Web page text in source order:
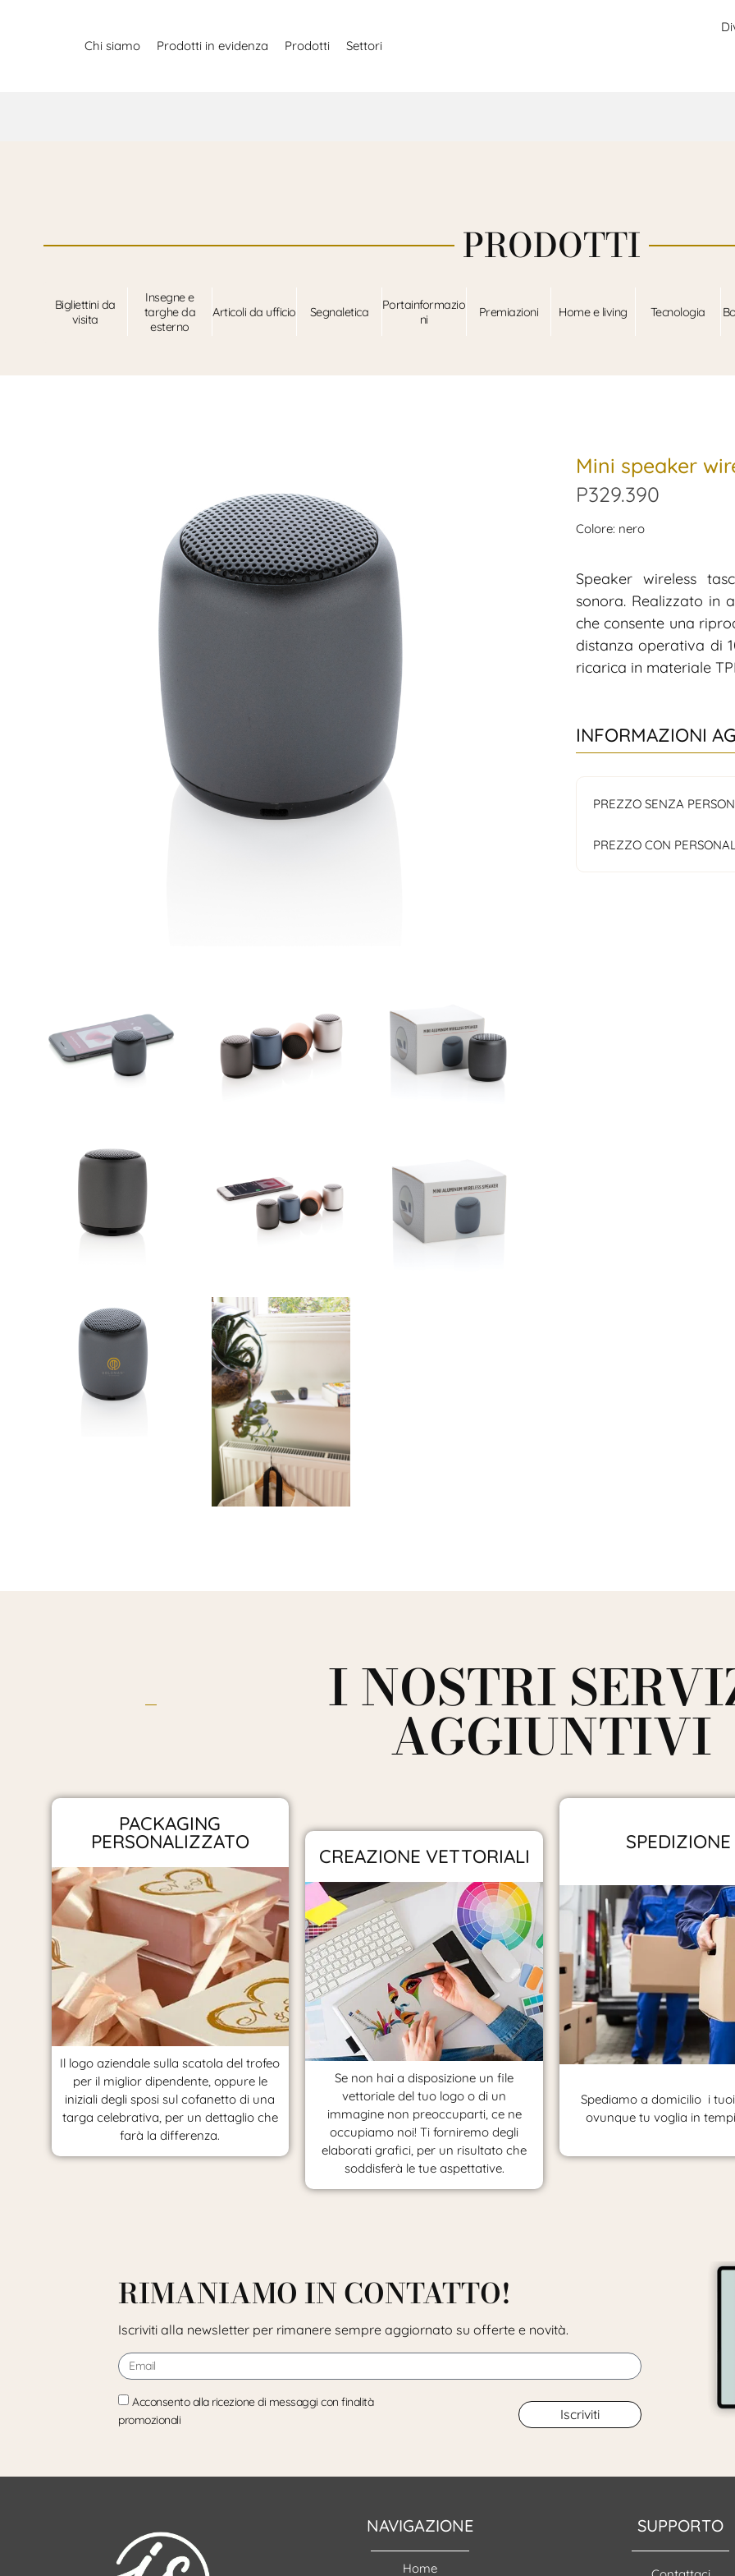
Chi siamo Prodotti in evidenza Prodotti Settori
PRODOTTI
Bigliettini da
visita
Insegne e
targhe da
esterno
Articoli da ufficio Segnaletica
Portainformazio
ni
Premiazioni Home e living Tecnologia
Mini speaker
P329.390
Colore: nero
Speaker wireless
sonora. Realizzato in
che consente una
distanza operativa di
ricarica in materiale
INFORMAZIONI
PREZZO SENZA
PREZZO CON
I NOSTRI
AGGIUNTIVI
PACKAGING
PERSONALIZZATO
Il logo aziendale sulla scatola del trofeo
per il miglior dipendente, oppure le
iniziali degli sposi sul cofanetto di una
targa celebrativa, per un dettaglio che
farà la differenza.
CREAZIONE VETTORIALI
Se non hai a disposizione un file
vettoriale del tuo logo o di un
immagine non preoccuparti, ce ne
occupiamo noi! Ti forniremo degli
elaborati grafici, per un risultato che
soddisferà le tue aspettative.
SPEDIZIONE
Spediamo a domicilio i
ovunque tu voglia in
RIMANIAMO IN CONTATTO!
Iscriviti alla newsletter per rimanere sempre aggiornato su offerte e novità.
Acconsento alla ricezione di messaggi con finalità
promozionali
Iscriviti
NAVIGAZIONE
Home
SUPPORTO